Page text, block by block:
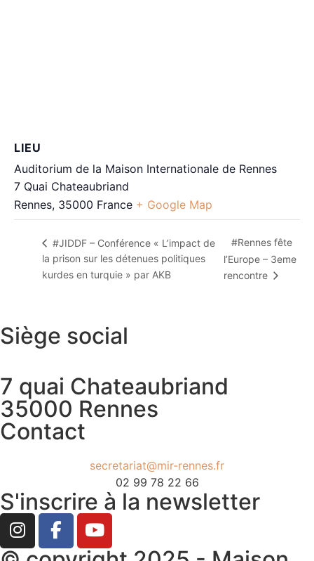
LIEU
Auditorium de la Maison Internationale de Rennes
7 Quai Chateaubriand
Rennes, 35000 France + Google Map
#JIDDF – Conférence « L’impact de
la prison sur les détenues politiques
kurdes en turquie » par AKB
#Rennes fête
l’Europe – 3eme
rencontre
Siège social
7 quai Chateaubriand
35000 Rennes
Contact
secretariat@mir-rennes.fr
02 99 78 22 66
S'inscrire à la newsletter